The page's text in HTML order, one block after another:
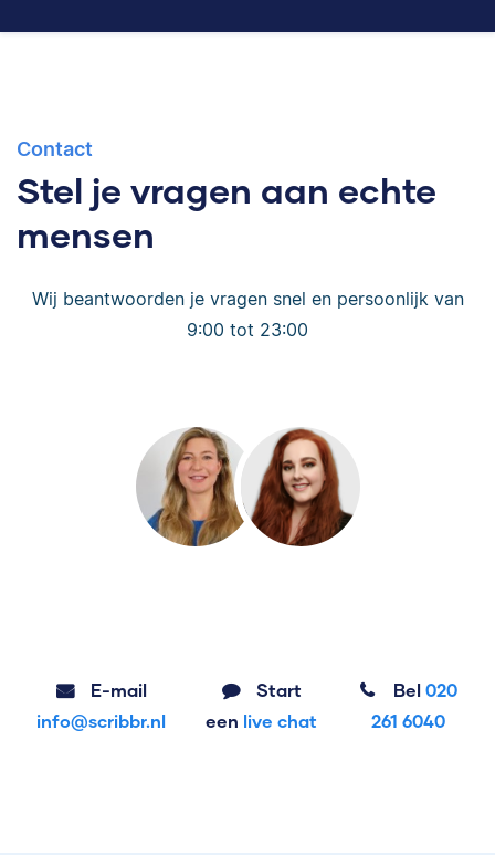
Contact
Stel je vragen aan echte
mensen
Wij beantwoorden je vragen snel en persoonlijk van
9:00 tot 23:00
E-mail
info@scribbr.nl
Start
een live chat
Bel020
261 6040